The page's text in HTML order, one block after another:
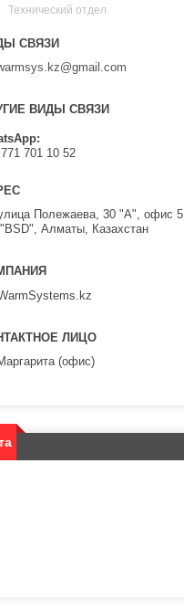
Технический отдел
ВИДЫ СВЯЗИ
701 10 52
Полежаева, 30 "А", офис 5,
Алматы, Казахстан
(офис)